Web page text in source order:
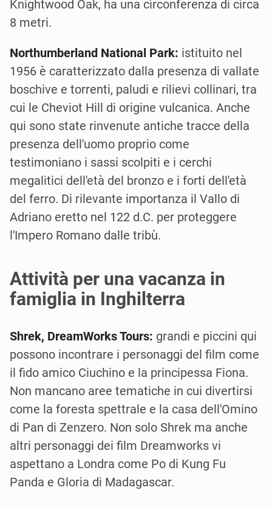
Knightwood Oak, ha una circonferenza di circa
8 metri.
Northumberland National Park: istituito nel
1956 è caratterizzato dalla presenza di vallate
boschive e torrenti, paludi e rilievi collinari, tra
cui le Cheviot Hill di origine vulcanica. Anche
qui sono state rinvenute antiche tracce della
presenza dell'uomo proprio come
testimoniano i sassi scolpiti e i cerchi
megalitici dell'età del bronzo e i forti dell'età
del ferro. Di rilevante importanza il Vallo di
Adriano eretto nel 122 d.C. per proteggere
l'Impero Romano dalle tribù.
Attività per una vacanza in
famiglia in Inghilterra
Shrek, DreamWorks Tours: grandi e piccini qui
possono incontrare i personaggi del film come
il fido amico Ciuchino e la principessa Fiona.
Non mancano aree tematiche in cui divertirsi
come la foresta spettrale e la casa dell'Omino
di Pan di Zenzero. Non solo Shrek ma anche
altri personaggi dei film Dreamworks vi
aspettano a Londra come Po di Kung Fu
Panda e Gloria di Madagascar.